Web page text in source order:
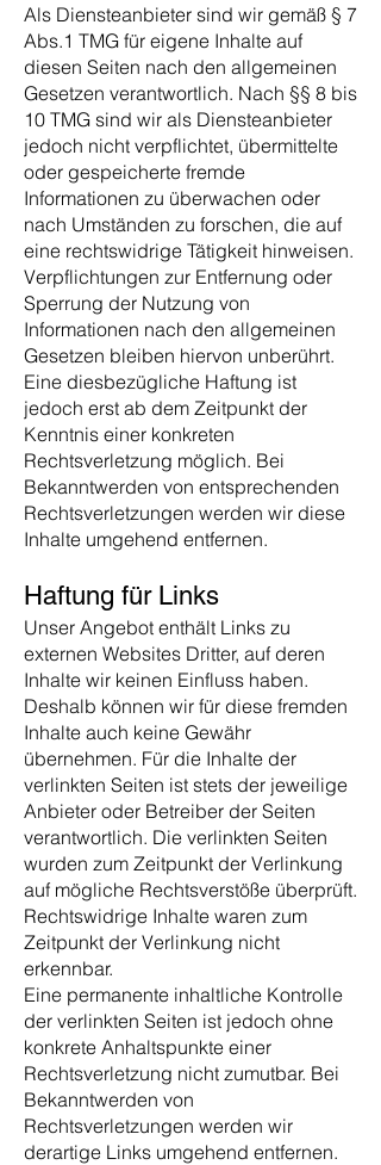
Als Diensteanbieter sind wir gemäß § 7
Abs.1 TMG für eigene Inhalte auf
diesen Seiten nach den allgemeinen
Gesetzen verantwortlich. Nach §§ 8 bis
10 TMG sind wir als Diensteanbieter
jedoch nicht verpflichtet, übermittelte
oder gespeicherte fremde
Informationen zu überwachen oder
nach Umständen zu forschen, die auf
eine rechtswidrige Tätigkeit hinweisen.
Verpflichtungen zur Entfernung oder
Sperrung der Nutzung von
Informationen nach den allgemeinen
Gesetzen bleiben hiervon unberührt.
Eine diesbezügliche Haftung ist
jedoch erst ab dem Zeitpunkt der
Kenntnis einer konkreten
Rechtsverletzung möglich. Bei
Bekanntwerden von entsprechenden
Rechtsverletzungen werden wir diese
Inhalte umgehend entfernen.
Haftung für Links
Unser Angebot enthält Links zu
externen Websites Dritter, auf deren
Inhalte wir keinen Einfluss haben.
Deshalb können wir für diese fremden
Inhalte auch keine Gewähr
übernehmen. Für die Inhalte der
verlinkten Seiten ist stets der jeweilige
Anbieter oder Betreiber der Seiten
verantwortlich. Die verlinkten Seiten
wurden zum Zeitpunkt der Verlinkung
auf mögliche Rechtsverstöße überprüft.
Rechtswidrige Inhalte waren zum
Zeitpunkt der Verlinkung nicht
erkennbar.
Eine permanente inhaltliche Kontrolle
der verlinkten Seiten ist jedoch ohne
konkrete Anhaltspunkte einer
Rechtsverletzung nicht zumutbar. Bei
Bekanntwerden von
Rechtsverletzungen werden wir
derartige Links umgehend entfernen.